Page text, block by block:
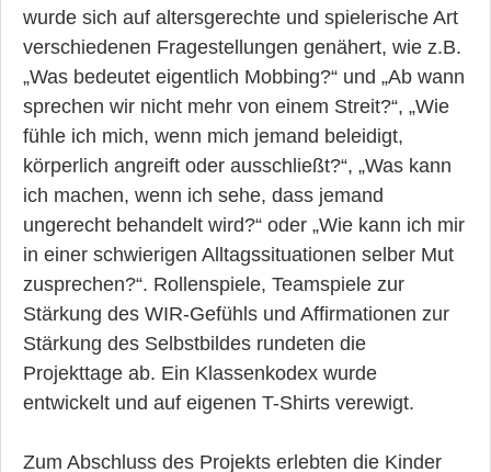
wurde sich auf altersgerechte und spielerische Art
verschiedenen Fragestellungen genähert, wie z.B.
„Was bedeutet eigentlich Mobbing?“ und „Ab wann
sprechen wir nicht mehr von einem Streit?“, „Wie
fühle ich mich, wenn mich jemand beleidigt,
körperlich angreift oder ausschließt?“, „Was kann
ich machen, wenn ich sehe, dass jemand
ungerecht behandelt wird?“ oder „Wie kann ich mir
in einer schwierigen Alltagssituationen selber Mut
zusprechen?“. Rollenspiele, Teamspiele zur
Stärkung des WIR-Gefühls und Affirmationen zur
Stärkung des Selbstbildes rundeten die
Projekttage ab. Ein Klassenkodex wurde
entwickelt und auf eigenen T-Shirts verewigt.
Zum Abschluss des Projekts erlebten die Kinder